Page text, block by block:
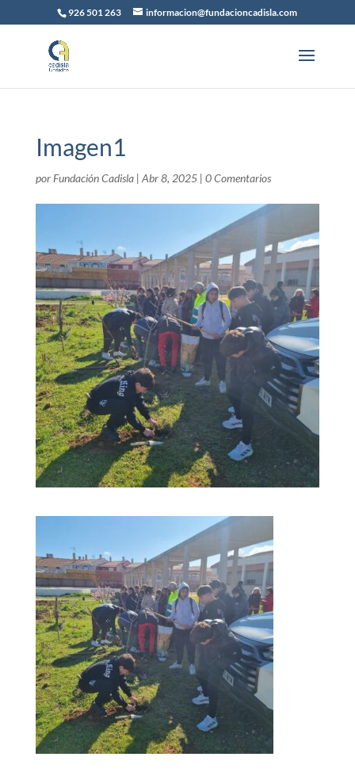
926 501 263 informacion@fundacioncadisla.com
Imagen1
por Fundación Cadisla| Abr 8, 2025| 0 Comentarios